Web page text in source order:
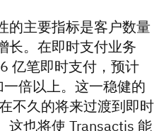
的主要指标是客户数量
长。在即时支付业务
亿笔即时支付，预计
倍以上。这一稳健的
不久的将来过渡到即时
这也将使 Transactis 能